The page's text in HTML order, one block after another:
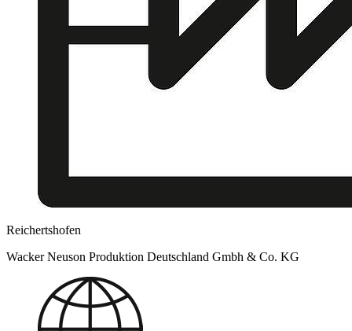
Reichertshofen
Wacker Neuson Produktion Deutschland Gmbh & Co. KG